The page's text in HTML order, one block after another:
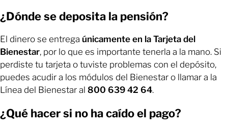
¿Dónde se deposita la pensión?
El dinero se entrega únicamente en la Tarjeta del
Bienestar, por lo que es importante tenerla a la mano. Si
perdiste tu tarjeta o tuviste problemas con el depósito,
puedes acudir a los módulos del Bienestar o llamar a la
Línea del Bienestar al 800 639 42 64.
¿Qué hacer si no ha caído el pago?